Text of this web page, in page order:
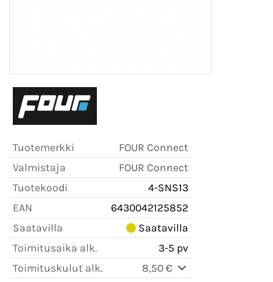
Tuotemerkki
FOUR Connect
Valmistaja
FOUR Connect
Tuotekoodi
4-SNS13
EAN
6430042125852
Saatavilla
Saatavilla
Toimitusaika alk.
3-5 pv
Toimituskulut alk.
8,50 €